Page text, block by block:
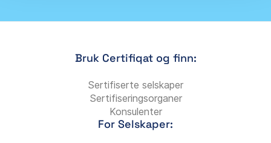
Bruk Certifiqat og finn:
Sertifiserte selskaper
Sertifiseringsorganer
Konsulenter
For Selskaper: